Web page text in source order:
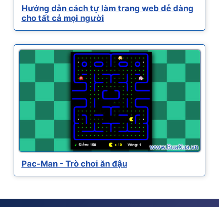
Hướng dẫn cách tự làm trang web dễ dàng
cho tất cả mọi người
Pac-Man - Trò chơi ăn đậu